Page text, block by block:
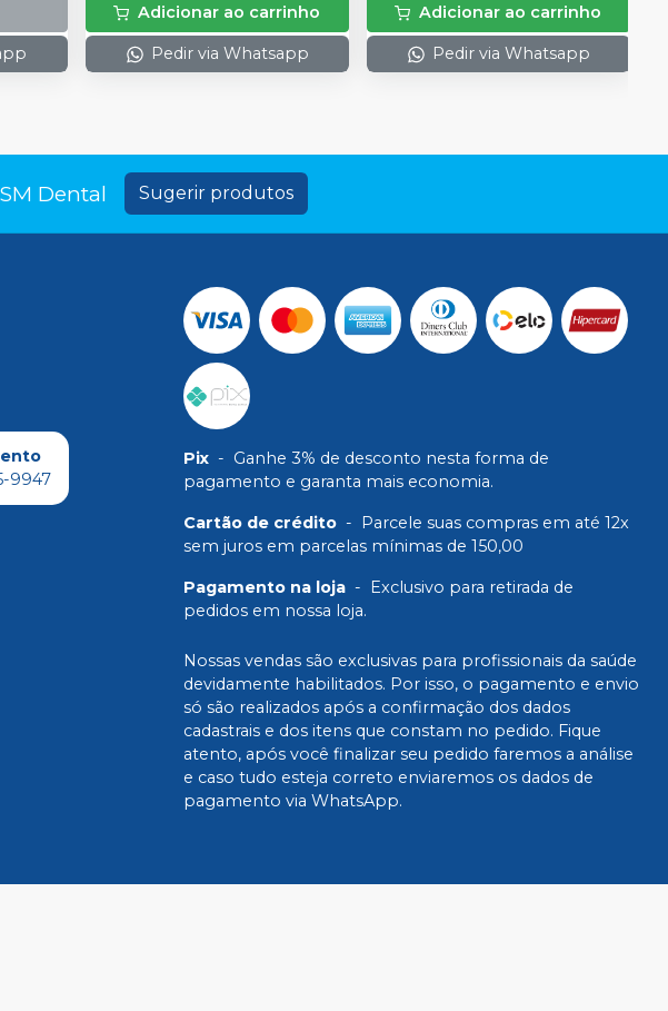
Adicionar ao carrinho
Pedir via Whatsapp
Adicionar ao carrinho
Pedir via Whatsapp
SM Dental Sugerir produtos
9947
Pix - Ganhe 3% de desconto nesta forma de
pagamento e garanta mais economia.
Cartão de crédito - Parcele suas compras em até 12x
sem juros em parcelas mínimas de 150,00
Pagamento na loja - Exclusivo para retirada de
pedidos em nossa loja.
Nossas vendas são exclusivas para profissionais da saúde
devidamente habilitados. Por isso, o pagamento e envio
só são realizados após a confirmação dos dados
cadastrais e dos itens que constam no pedido. Fique
atento, após você finalizar seu pedido faremos a análise
e caso tudo esteja correto enviaremos os dados de
pagamento via WhatsApp.